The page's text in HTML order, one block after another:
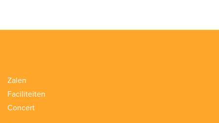
Zalen
Faciliteiten
Concert